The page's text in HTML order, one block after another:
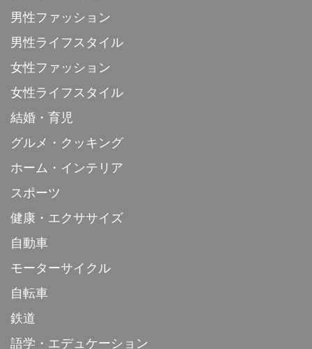
男性ファッション
男性ライフスタイル
女性ファッション
女性ライフスタイル
結婚・育児
グルメ・クッキング
ホーム・インテリア
スポーツ
健康・エクササイズ
自動車
モーターサイクル
自転車
鉄道
語学・エデュケーション